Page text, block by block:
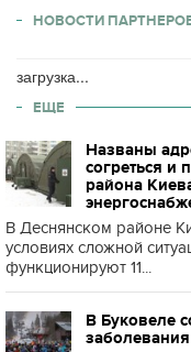
НОВОСТИ
загрузка...
ЕЩЕ
Названы
согреться и
района
В Деснянском районе
условиях сложной
функционируют 11...
В Буковеле